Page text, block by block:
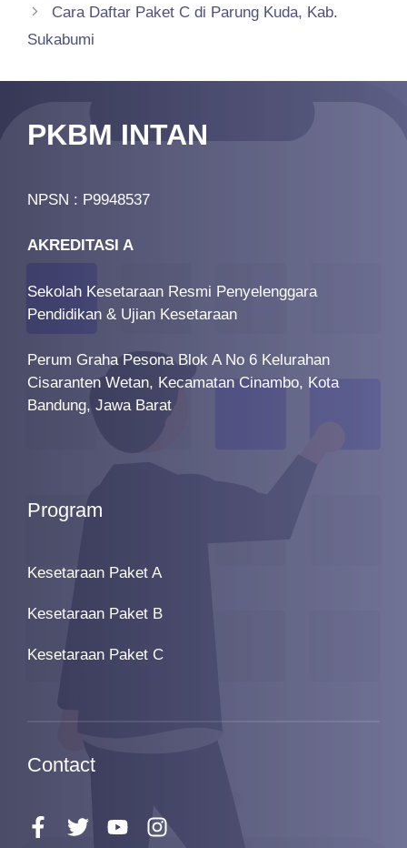
Cara Daftar Paket C di Parung Kuda, Kab.
Sukabumi
PKBM INTAN
NPSN : P9948537
AKREDITASI A
Sekolah Kesetaraan Resmi Penyelenggara
Pendidikan & Ujian Kesetaraan
Perum Graha Pesona Blok A No 6 Kelurahan
Cisaranten Wetan, Kecamatan Cinambo, Kota
Bandung, Jawa Barat
Program
Kesetaraan Paket A
Kesetaraan Paket B
Kesetaraan Paket C
Contact